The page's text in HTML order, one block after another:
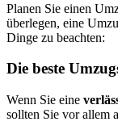
Planen Sie einen
überlegen, eine
Dinge zu beachten:
Die beste
Wenn Sie eine
sollten Sie vor allem